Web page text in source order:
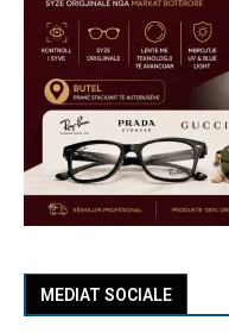
MEDIAT SOCIALE